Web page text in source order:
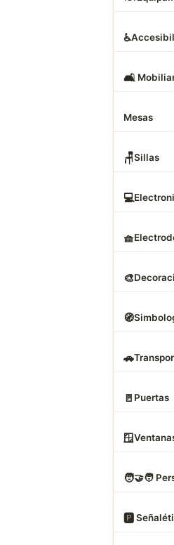
♿
🛋
Mesas
🪑Sillas
💻
🧺
🎨
🧭
🚗
🚪 Puertas
🪟
🧑‍🤝‍🧑
🅿